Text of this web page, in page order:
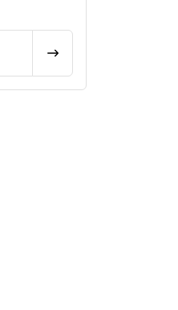
CALCULAR FRETE